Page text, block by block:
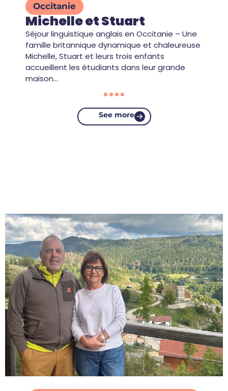
Occitanie
Michelle et Stuart
Séjour linguistique anglais en Occitanie – Une
famille britannique dynamique et chaleureuse
Michelle, Stuart et leurs trois enfants
accueillent les étudiants dans leur grande
maison…
See more